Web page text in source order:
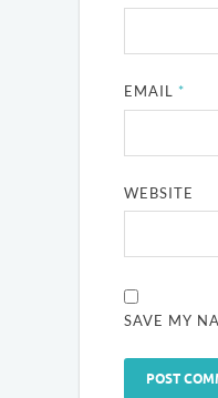
EMAIL*
WEBSITE
SAVE MY